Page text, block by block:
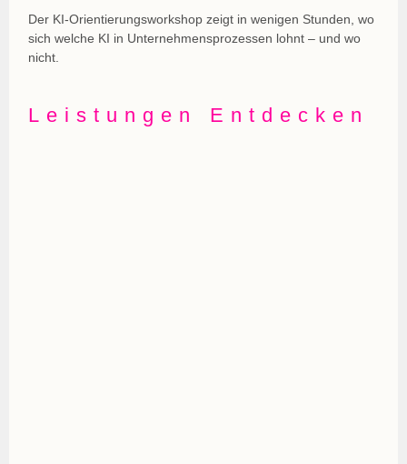
Der KI-Orientierungsworkshop zeigt in wenigen Stunden, wo
sich welche KI in Unternehmensprozessen lohnt – und wo
nicht.
Leistungen Entdecken